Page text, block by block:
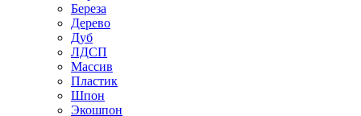
Береза
Дерево
Дуб
ЛДСП
Массив
Пластик
Шпон
Экошпон